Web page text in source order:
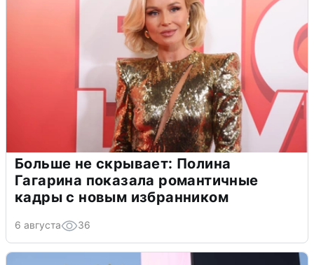
Больше не скрывает: Полина
Гагарина показала романтичные
кадры с новым избранником
6 августа 36